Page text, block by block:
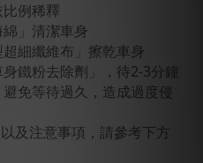
例稀釋
」清潔車身
細纖維布」擦乾車身
鐵粉去除劑」，待2-3分鐘
免等待過久，造成過度侵
及注意事項，請參考下方